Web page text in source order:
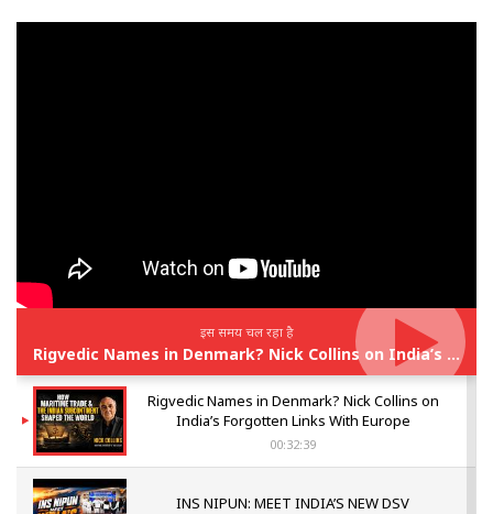
इस समय चल रहा है
Rigvedic Names in Denmark? Nick Collins on India’s Forgotten Links With Europe
Rigvedic Names in Denmark? Nick Collins on
India’s Forgotten Links With Europe
00:32:39
INS NIPUN: MEET INDIA’S NEW DSV